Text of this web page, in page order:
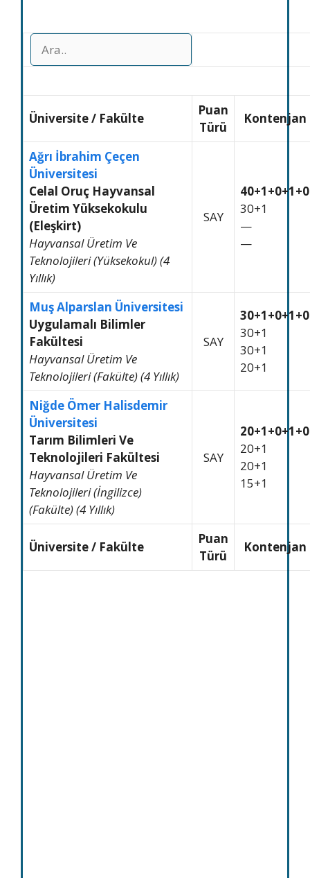
Üniversite/ Fakülte
Puan
Türü
Kontenjan
Ağrı İbrahim Çeçen
Üniversitesi
Celal Oruç Hayvansal
Üretim Yüksekokulu
(Eleşkirt)
Hayvansal Üretim Ve
Teknolojileri (Yüksekokul) (4
Yıllık)
SAY
40+1+0+1+0
30+1
—
—
Muş Alparslan Üniversitesi
Uygulamalı Bilimler
Fakültesi
Hayvansal Üretim Ve
Teknolojileri (Fakülte) (4 Yıllık)
SAY
30+1+0+1+0
30+1
30+1
20+1
Niğde Ömer Halisdemir
Üniversitesi
Tarım Bilimleri Ve
Teknolojileri Fakültesi
Hayvansal Üretim Ve
Teknolojileri (İngilizce)
(Fakülte) (4 Yıllık)
SAY
20+1+0+1+0
20+1
20+1
15+1
Üniversite / Fakülte
Puan
Türü
Kontenjan